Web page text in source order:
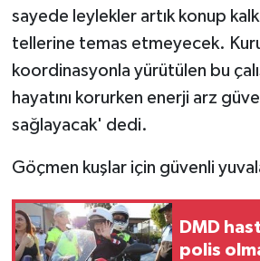
sayede leylekler artık konup
tellerine temas etmeyecek.
koordinasyonla yürütülen bu
hayatını korurken enerji arz
sağlayacak' dedi.
Göçmen kuşlar için güvenli
DMD
polis